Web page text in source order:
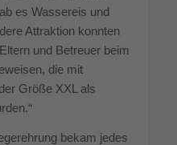
es Wassereis und
Attraktion konnten
und Betreuer beim
die mit
Größe XXL als
bekam jedes